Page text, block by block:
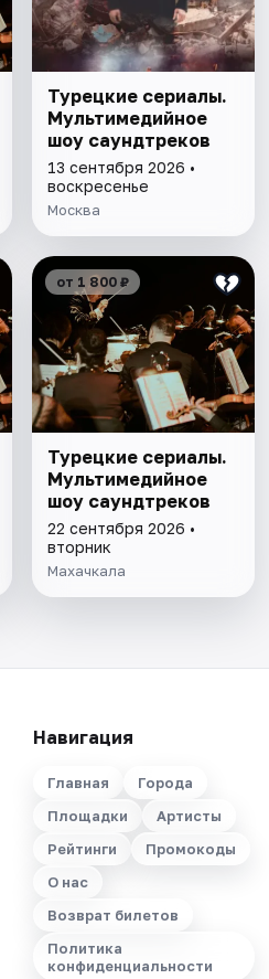
Турецкие сериалы.
Мультимедийное
шоу саундтреков
13 сентября 2026 •
воскресенье
Москва
от 1 800 ₽
Турецкие сериалы.
Мультимедийное
шоу саундтреков
22 сентября 2026 •
вторник
Махачкала
Навигация
Главная
Города
Площадки
Артисты
Рейтинги
Промокоды
О нас
Возврат билетов
Политика
конфиденциальности